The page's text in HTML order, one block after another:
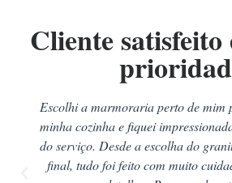
Cliente satisfeito
Escolhi a marmoraria perto de mim
minha cozinha e fiquei
do serviço. Desde a escolha do
final, tudo foi feito com muito